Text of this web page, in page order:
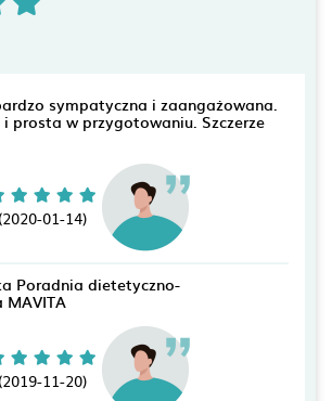
sympatyczna i zaangażowana.
prosta w przygotowaniu. Szczerze
(2020-01-14)
Poradnia dietetyczno-
MAVITA
(2019-11-20)